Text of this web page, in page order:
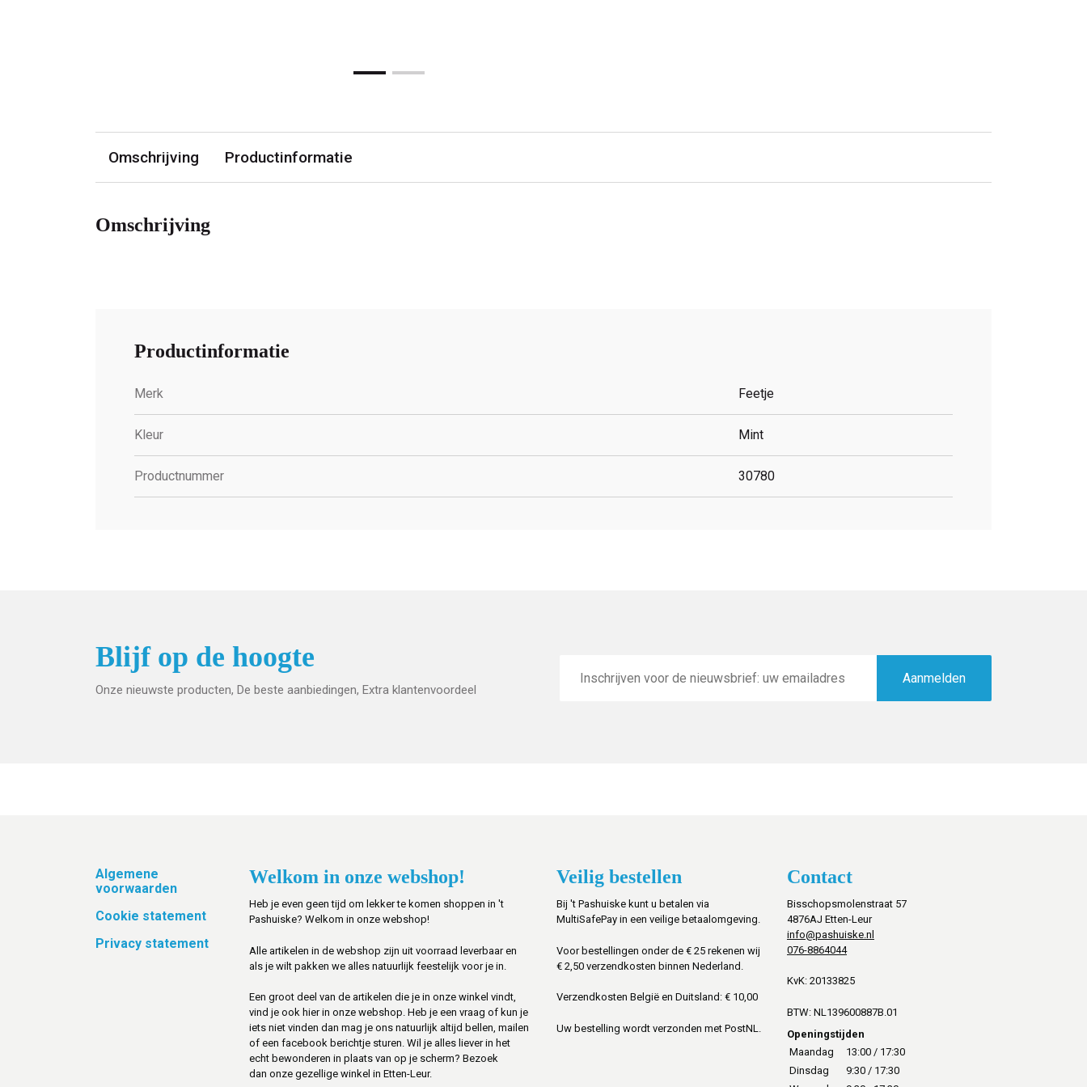
Omschrijving Productinformatie
Omschrijving
Productinformatie
Merk Feetje
Kleur Mint
Productnummer 30780
Blijf op de hoogte
Onze nieuwste producten, De beste aanbiedingen, Extra klantenvoordeel
mailadres
Aanmelden
Footer
Algemene
voorwaarden
Cookie statement
Privacy statement
Welkom in onze webshop!
Heb je even geen tijd om lekker te komen shoppen in 't
Pashuiske? Welkom in onze webshop!
Alle artikelen in de webshop zijn uit voorraad leverbaar en
als je wilt pakken we alles natuurlijk feestelijk voor je in.
Een groot deel van de artikelen die je in onze winkel vindt,
vind je ook hier in onze webshop. Heb je een vraag of kun je
iets niet vinden dan mag je ons natuurlijk altijd bellen, mailen
of een facebook berichtje sturen. Wil je alles liever in het
echt bewonderen in plaats van op je scherm? Bezoek
dan onze gezellige winkel in Etten-Leur.
Veilig bestellen
Bij 't Pashuiske kunt u betalen via
MultiSafePay in een veilige betaalomgeving.
Voor bestellingen onder de € 25 rekenen wij
€ 2,50 verzendkosten binnen Nederland.
Verzendkosten België en Duitsland: € 10,00
Uw bestelling wordt verzonden met PostNL.
Contact
Bisschopsmolenstraat 57
4876AJ Etten-Leur
info@pashuiske.nl
076-8864044
KvK: 20133825
BTW: NL139600887B.01
Openingstijden
Maandag
13:00 / 17:30
Dinsdag
9:30 / 17:30